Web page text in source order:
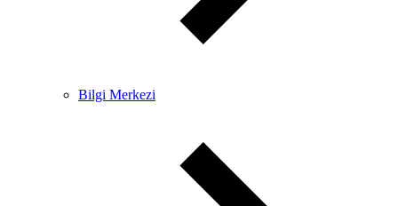
Bilgi Merkezi